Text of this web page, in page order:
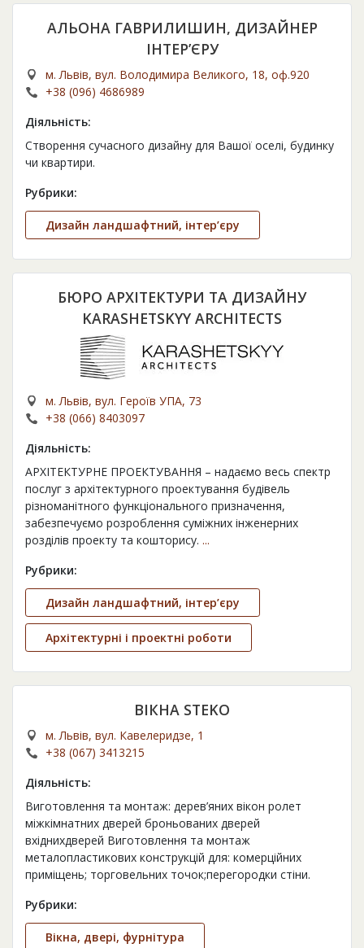
АЛЬОНА ГАВРИЛИШИН, ДИЗАЙНЕР
ІНТЕР’ЄРУ
м. Львів, вул. Володимира Великого, 18, оф.920
+38 (096) 4686989
Діяльність:
Створення сучасного дизайну для Вашої оселі, будинку
чи квартири.
Рубрики:
Дизайн ландшафтний, інтер’єру
БЮРО АРХІТЕКТУРИ ТА ДИЗАЙНУ
KARASHETSKYY ARCHITECTS
м. Львів, вул. Героїв УПА, 73
+38 (066) 8403097
Діяльність:
АРХІТЕКТУРНЕ ПРОЕКТУВАННЯ – надаємо весь спектр
послуг з архітектурного проектування будівель
різноманітного функціонального призначення,
забезпечуємо розроблення суміжних інженерних
розділів проекту та кошторису. ...
Рубрики:
Дизайн ландшафтний, інтер’єру
Архітектурні і проектні роботи
ВІКНА STEKO
м. Львів, вул. Кавелеридзе, 1
+38 (067) 3413215
Діяльність:
Виготовлення та монтаж: дерев’яних вікон ролет
міжкімнатних дверей броньованих дверей
вхіднихдверей Виготовлення та монтаж
металопластикових конструкцій для: комерційних
приміщень; торговельних точок;перегородки стіни.
Рубрики:
Вікна, двері, фурнітура